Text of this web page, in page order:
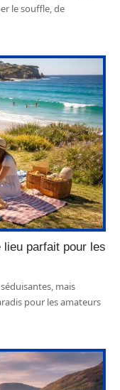
le souffle, de
lieu parfait pour les
mais
pour les amateurs